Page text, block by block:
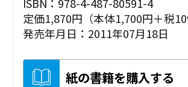
定価1,870円（本体1,700円＋税
発売年月日：2011年07月18日
紙の書籍を購入する